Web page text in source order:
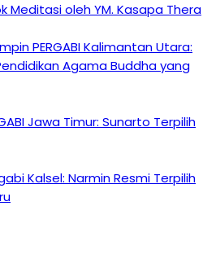
Meditasi oleh YM. Kasapa Thera
PERGABI Kalimantan Utara:
Agama Buddha yang
Jawa Timur: Sunarto Terpilih
Kalsel: Narmin Resmi Terpilih